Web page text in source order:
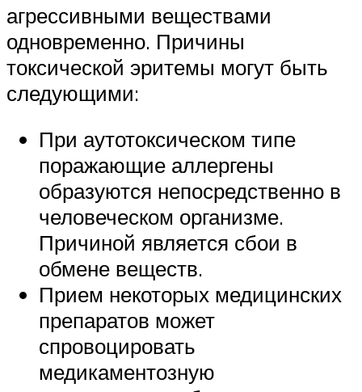
агрессивными веществами
одновременно. Причины
токсической эритемы могут быть
следующими:
При аутотоксическом типе
поражающие аллергены
образуются непосредственно в
человеческом организме.
Причиной является сбои в
обмене веществ.
Прием некоторых медицинских
препаратов может
спровоцировать
медикаментозную